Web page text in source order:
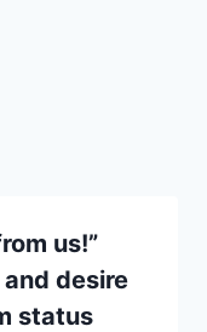
us!”
desire
status